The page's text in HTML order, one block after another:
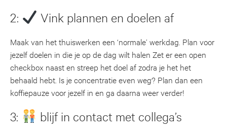
2: Vink plannen en doelen af
Maak van het thuiswerken een ‘normale’ werkdag. Plan voor
jezelf doelen in die je op de dag wilt halen Zet er een open
checkbox naast en streep het doel af zodra je het het
behaald hebt. Is je concentratie even weg? Plan dan een
koffiepauze voor jezelf in en ga daarna weer verder!
3: blijf in contact met collega’s